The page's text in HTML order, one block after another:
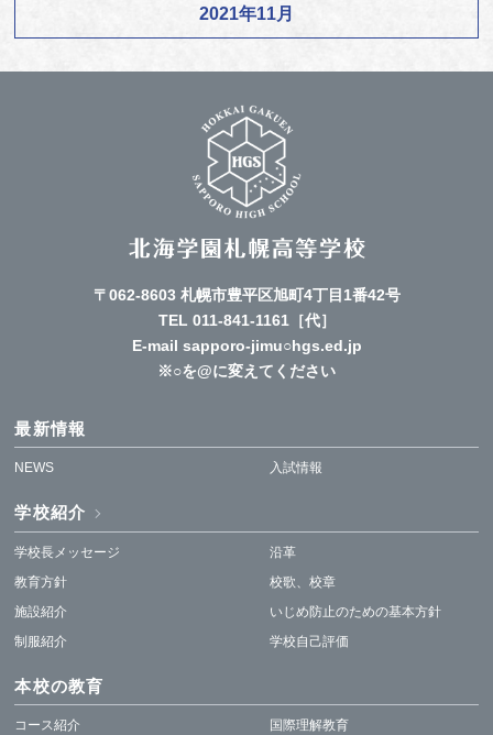
2021年11月
〒062-8603 札幌市豊平区旭町4丁目1番42号
TEL 011-841-1161 ［代］
E-mail sapporo-jimu○hgs.ed.jp
※○を@に変えてください
最新情報
NEWS 入試情報
学校紹介
学校長メッセージ
教育方針
施設紹介
制服紹介
沿革
校歌、校章
いじめ防止のための基本方針
学校自己評価
本校の教育
コース紹介
国際理解教育